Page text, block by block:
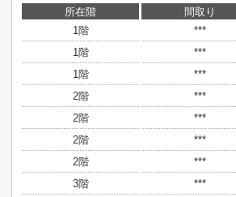
所在階 間取り
1階
***
1階
***
1階
***
2階
***
2階
***
2階
***
2階
***
3階
***